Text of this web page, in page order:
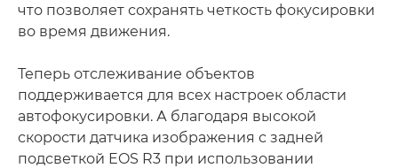
что позволяет сохранять четкость фокусировки
во время движения.
Теперь отслеживание объектов
поддерживается для всех настроек области
автофокусировки. А благодаря высокой
скорости датчика изображения с задней
подсветкой EOS R3 при использовании